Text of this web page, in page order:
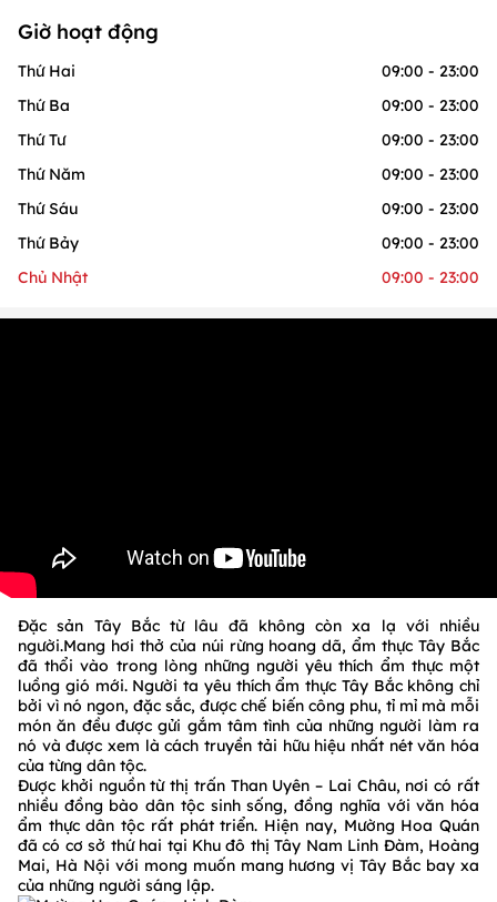
Giờ hoạt động
Thứ Hai
09:00 - 23:00
Thứ Ba
09:00 - 23:00
Thứ Tư
09:00 - 23:00
Thứ Năm
09:00 - 23:00
Thứ Sáu
09:00 - 23:00
Thứ Bảy
09:00 - 23:00
Chủ Nhật
09:00 - 23:00
Đặc sản Tây Bắc từ lâu đã không còn xa lạ với nhiều
người.Mang hơi thở của núi rừng hoang dã, ẩm thực Tây Bắc
đã thổi vào trong lòng những người yêu thích ẩm thực một
luồng gió mới. Người ta yêu thích ẩm thực Tây Bắc không chỉ
bởi vì nó ngon, đặc sắc, được chế biến công phu, tỉ mỉ mà mỗi
món ăn đều được gửi gắm tâm tình của những người làm ra
nó và được xem là cách truyền tải hữu hiệu nhất nét văn hóa
của từng dân tộc.
Được khởi nguồn từ thị trấn Than Uyên – Lai Châu, nơi có rất
nhiều đồng bào dân tộc sinh sống, đồng nghĩa với văn hóa
ẩm thực dân tộc rất phát triển. Hiện nay, Mường Hoa Quán
đã có cơ sở thứ hai tại Khu đô thị Tây Nam Linh Đàm, Hoàng
Mai, Hà Nội với mong muốn mang hương vị Tây Bắc bay xa
của những người sáng lập.